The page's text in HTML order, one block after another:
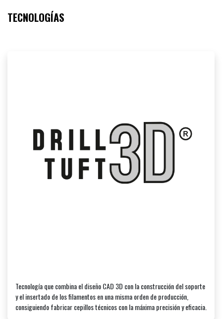
TECNOLOGÍAS
Tecnología que combina el diseño CAD 3D con la construcción del soporte
y el insertado de los filamentos en una misma orden de producción,
consiguiendo fabricar cepillos técnicos con la máxima precisión y eficacia.